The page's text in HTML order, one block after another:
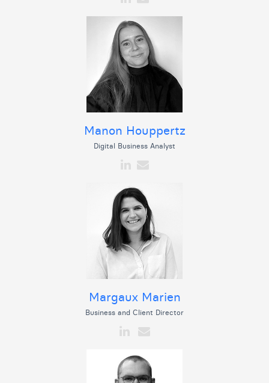
Manon Houppertz
Digital Business Analyst
Margaux Marien
Business and Client Director